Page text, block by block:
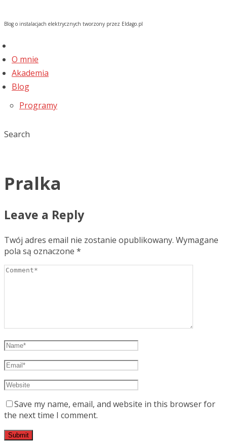
Blog o instalacjach elektrycznych tworzony przez Eldago.pl
O mnie
Akademia
Blog
Programy
Search
Pralka
Leave a Reply
Twój adres email nie zostanie opublikowany. Wymagane
pola są oznaczone *
Save my name, email, and website in this browser for
the next time I comment.